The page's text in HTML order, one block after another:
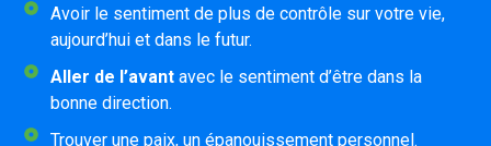
Avoir le sentiment de plus de contrôle sur votre vie,
aujourd’hui et dans le futur.
Aller de l’avant avec le sentiment d’être dans la
bonne direction.
Trouver une paix, un épanouissement personnel.